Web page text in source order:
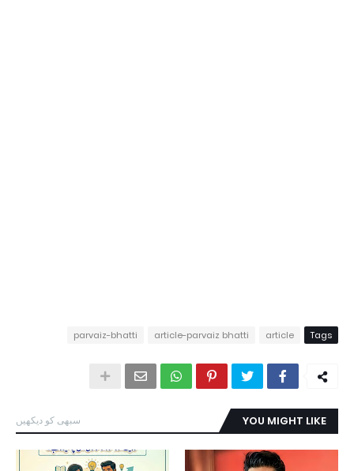
Tags
article
article-parvaiz bhatti
parvaiz-bhatti
YOU MIGHT LIKE سبھی کو دیکھیں